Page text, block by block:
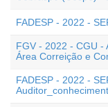
FADESP - 2022 -
FGV - 2022 - CGU -
Área Correição e
FADESP - 2022 -